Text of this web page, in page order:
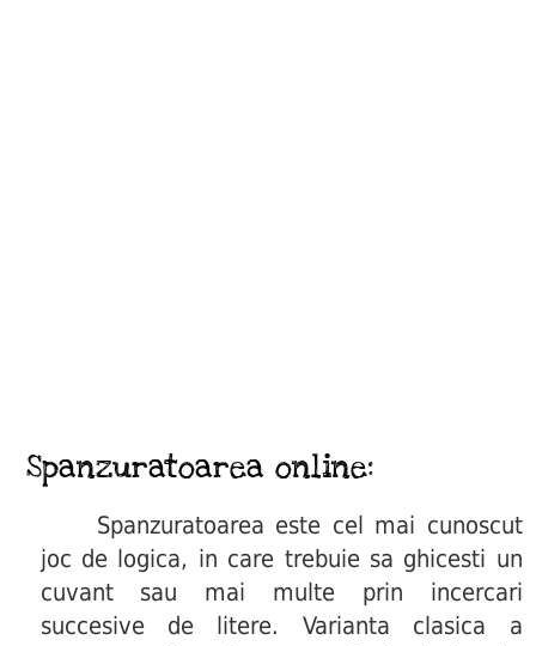
Spanzuratoarea online:
Spanzuratoarea este cel mai cunoscut
joc de logica, in care trebuie sa ghicesti un
cuvant sau mai multe prin incercari
succesive de litere. Varianta clasica a